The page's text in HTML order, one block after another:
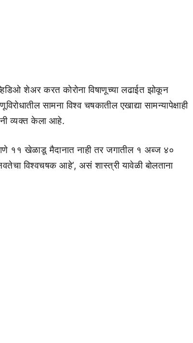
शेअर करत कोरोना विषाणूच्या लढाईत झोकून
सामना विश्व चषकातील एखाद्या सामन्यापेक्षाही
व्यक्त केला आहे.
११ खेळाडू मैदानात नाही तर जगातील १ अब्ज ४०
विश्वचषक आहे’, असं शास्त्री यावेळी बोलताना